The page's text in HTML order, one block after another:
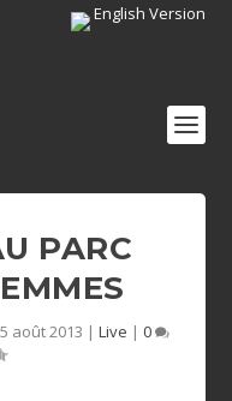
English Version
PARC
août 2013 | Live | 0